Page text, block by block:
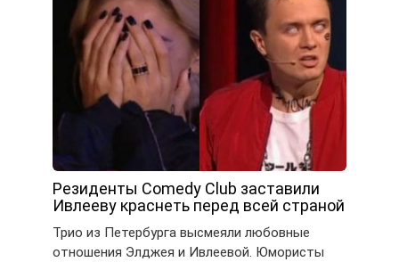
Резиденты Comedy Club заставили
Ивлееву краснеть перед всей страной
Трио из Петербурга высмеяли любовные
отношения Элджея и Ивлеевой. Юмористы